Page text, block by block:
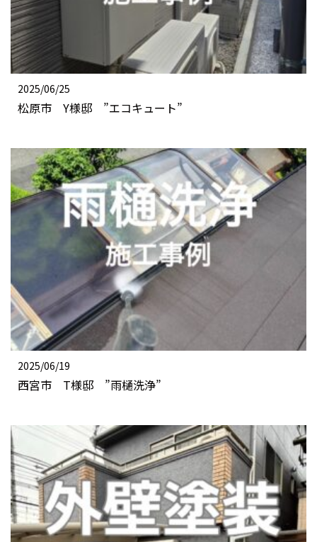
2025/06/25
松原市 Y様邸 ”エコキュート”
2025/06/19
西宮市 T様邸 ”雨樋洗浄”